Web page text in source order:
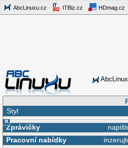
AbcLinuxu.cz ITBiz.cz HDmag.cz
Styl
×
Zprávičky
Pracovní nabídky